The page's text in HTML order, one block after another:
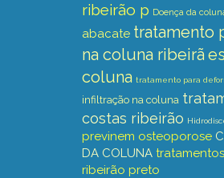
ribeirão p Doença da
abacate tratamento
na coluna ribeirã
coluna tratamento para
infiltração na coluna
costas ribeirão
previnem osteoporose
DA COLUNA
ribeirão preto